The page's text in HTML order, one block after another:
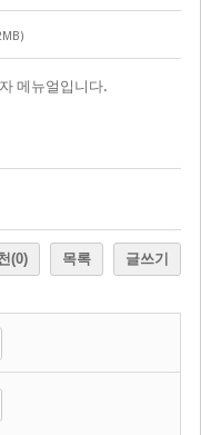
메뉴얼입니다.
(0) 목록 글쓰기